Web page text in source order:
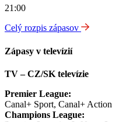
21:00
Celý rozpis zápasov
Zápasy v televízií
TV – CZ/SK televízie
Premier League:
Canal+ Sport, Canal+ Action
Champions League: